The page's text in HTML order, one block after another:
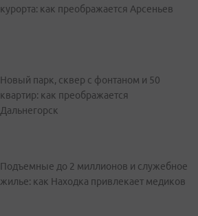
курорта: как преображается Арсеньев
Новый парк, сквер с фонтаном и 50
квартир: как преображается
Дальнегорск
Подъемные до 2 миллионов и служебное
жилье: как Находка привлекает медиков